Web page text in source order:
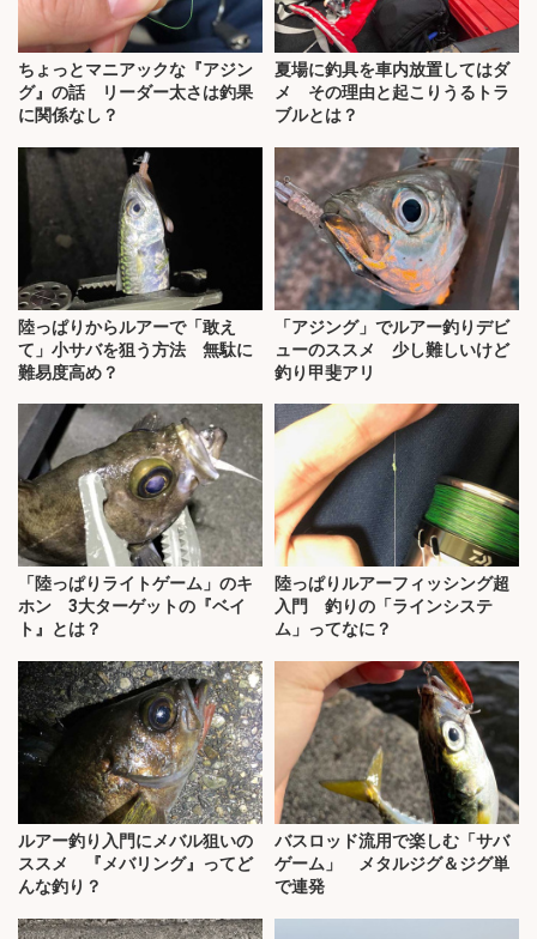
ちょっとマニアックな『アジン
グ』の話 リーダー太さは釣果
に関係なし？
夏場に釣具を車内放置してはダ
メ その理由と起こりうるトラ
ブルとは？
陸っぱりからルアーで「敢え
て」小サバを狙う方法 無駄に
難易度高め？
「アジング」でルアー釣りデビ
ューのススメ 少し難しいけど
釣り甲斐アリ
「陸っぱりライトゲーム」のキ
ホン 3大ターゲットの『ベイ
ト』とは？
陸っぱりルアーフィッシング超
入門 釣りの「ラインシステ
ム」ってなに？
ルアー釣り入門にメバル狙いの
ススメ 『メバリング』ってど
んな釣り？
バスロッド流用で楽しむ「サバ
ゲーム」 メタルジグ＆ジグ単
で連発